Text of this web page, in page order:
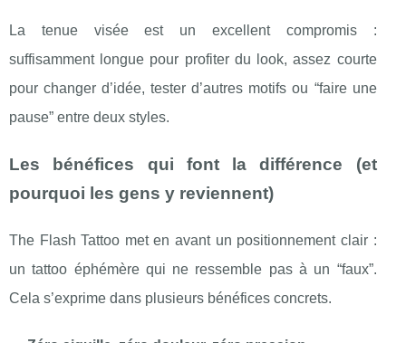
La tenue visée est un excellent compromis :
suffisamment longue pour profiter du look, assez courte
pour changer d’idée, tester d’autres motifs ou “faire une
pause” entre deux styles.
Les bénéfices qui font la différence (et
pourquoi les gens y reviennent)
The Flash Tattoo met en avant un positionnement clair :
un tattoo éphémère qui ne ressemble pas à un “faux”.
Cela s’exprime dans plusieurs bénéfices concrets.